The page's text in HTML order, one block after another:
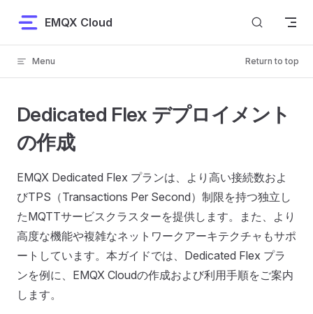
Skip to content
EMQX Cloud
Menu Return to top
Dedicated Flex デプロイメント
の作成
EMQX Dedicated Flex プランは、より高い接続数およ
びTPS（Transactions Per Second）制限を持つ独立し
たMQTTサービスクラスターを提供します。また、より
高度な機能や複雑なネットワークアーキテクチャもサポ
ートしています。本ガイドでは、Dedicated Flex プラ
ンを例に、EMQX Cloudの作成および利用手順をご案内
します。